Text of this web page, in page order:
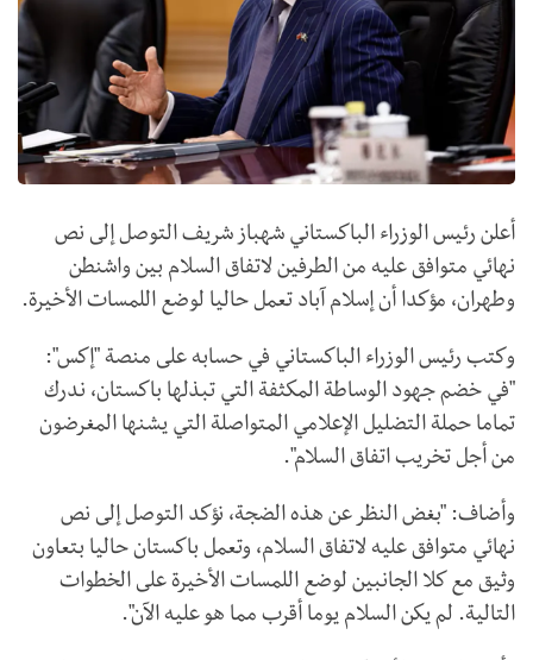
أعلن رئيس الوزراء الباكستاني شهباز شريف التوصل إلى نص
نهائي متوافق عليه من الطرفين لاتفاق السلام بين واشنطن
وطهران، مؤكدا أن إسلام آباد تعمل حاليا لوضع اللمسات الأخيرة.
وكتب رئيس الوزراء الباكستاني في حسابه على منصة "إكس":
"في خضم جهود الوساطة المكثفة التي تبذلها باكستان، ندرك
تماما حملة التضليل الإعلامي المتواصلة التي يشنها المغرضون
من أجل تخريب اتفاق السلام".
وأضاف: "بغض النظر عن هذه الضجة، نؤكد التوصل إلى نص
نهائي متوافق عليه لاتفاق السلام، وتعمل باكستان حاليا بتعاون
وثيق مع كلا الجانبين لوضع اللمسات الأخيرة على الخطوات
التالية. لم يكن السلام يوما أقرب مما هو عليه الآن".